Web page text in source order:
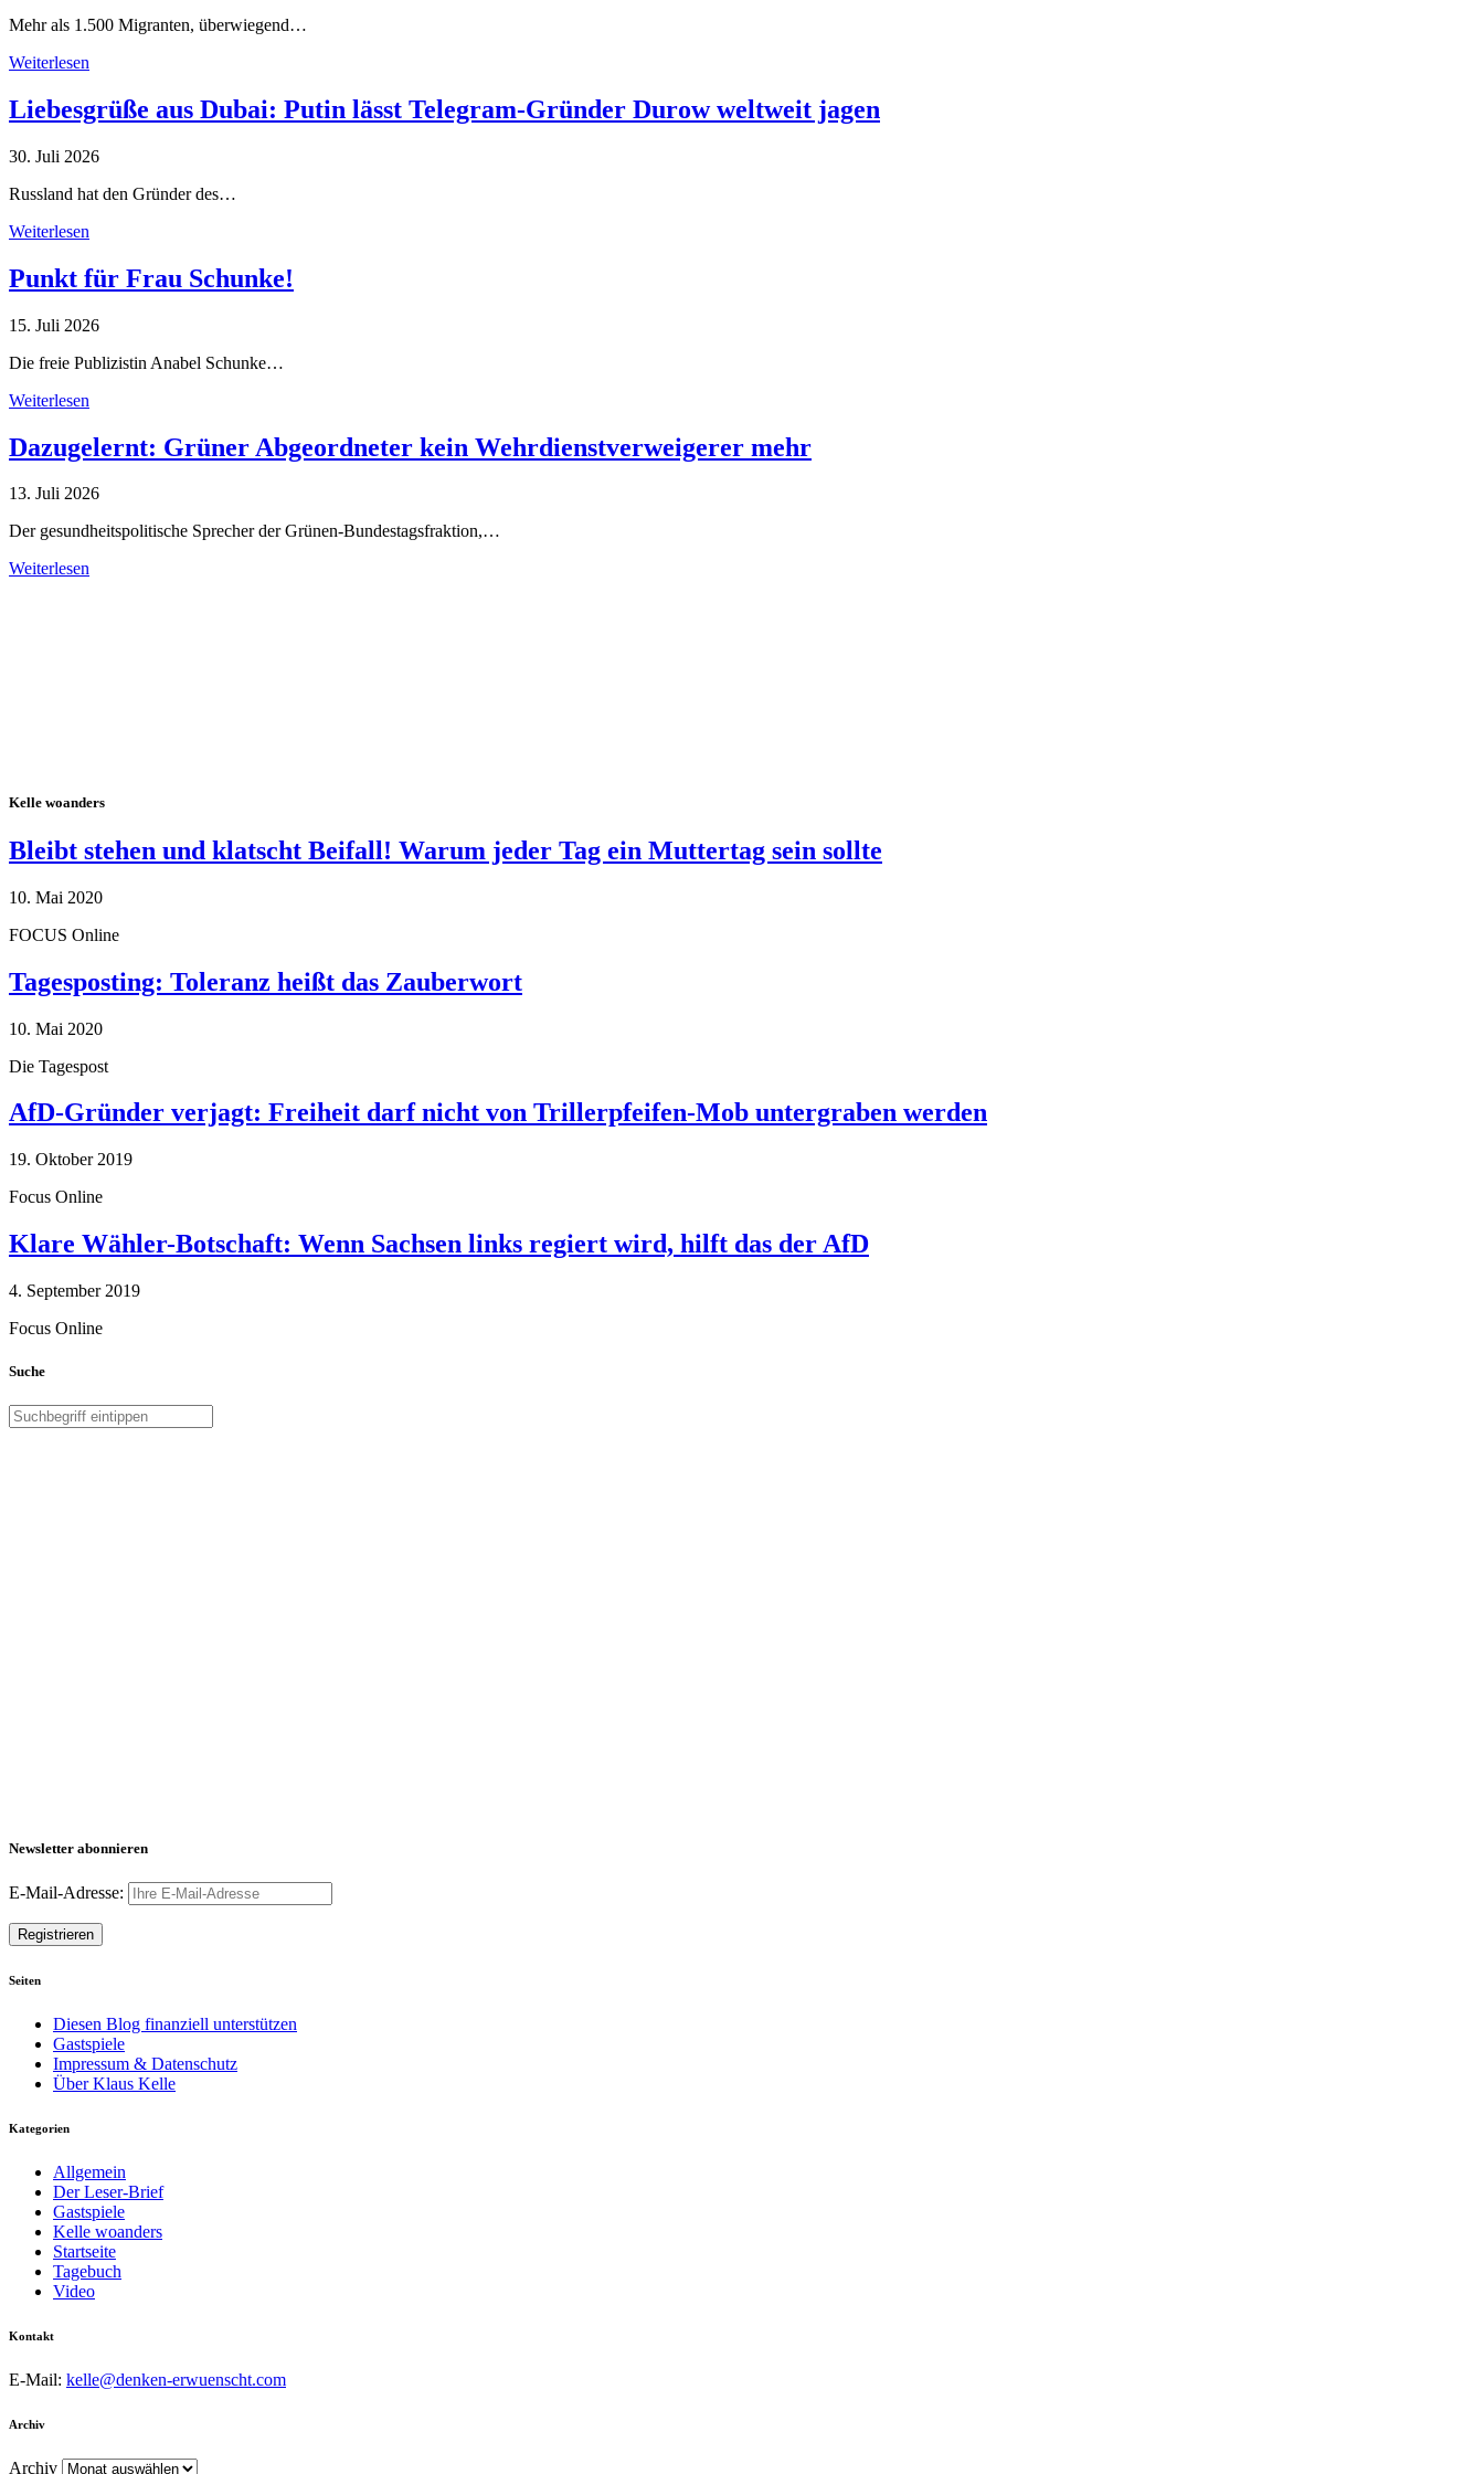
Mehr als 1.500 Migranten, überwiegend…
Weiterlesen
Liebesgrüße aus Dubai: Putin lässt Telegram-Gründer Durow weltweit jagen
30. Juli 2026
Russland hat den Gründer des…
Weiterlesen
Punkt für Frau Schunke!
15. Juli 2026
Die freie Publizistin Anabel Schunke…
Weiterlesen
Dazugelernt: Grüner Abgeordneter kein Wehrdienstverweigerer mehr
13. Juli 2026
Der gesundheitspolitische Sprecher der Grünen-Bundestagsfraktion,…
Weiterlesen
Kelle woanders
Bleibt stehen und klatscht Beifall! Warum jeder Tag ein Muttertag sein sollte
10. Mai 2020
FOCUS Online
Tagesposting: Toleranz heißt das Zauberwort
10. Mai 2020
Die Tagespost
AfD-Gründer verjagt: Freiheit darf nicht von Trillerpfeifen-Mob untergraben werden
19. Oktober 2019
Focus Online
Klare Wähler-Botschaft: Wenn Sachsen links regiert wird, hilft das der AfD
4. September 2019
Focus Online
Suche
Newsletter abonnieren
E-Mail-Adresse:
Seiten
Diesen Blog finanziell unterstützen
Gastspiele
Impressum & Datenschutz
Über Klaus Kelle
Kategorien
Allgemein
Der Leser-Brief
Gastspiele
Kelle woanders
Startseite
Tagebuch
Video
Kontakt
E-Mail: kelle@denken-erwuenscht.com
Archiv
Archiv